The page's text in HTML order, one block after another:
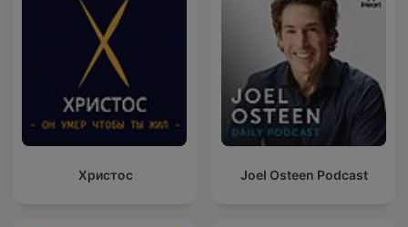
Христос Joel Osteen Podcast